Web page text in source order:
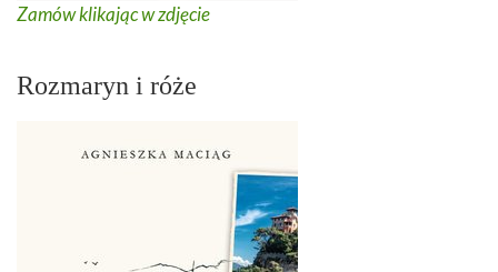
Zamów klikając w zdjęcie
Rozmaryn i róże